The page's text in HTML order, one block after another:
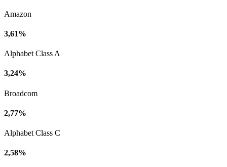
Amazon
3,61%
Alphabet Class A
3,24%
Broadcom
2,77%
Alphabet Class C
2,58%